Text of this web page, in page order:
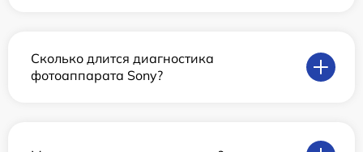
Сколько длится диагностика
фотоаппарата Sony?